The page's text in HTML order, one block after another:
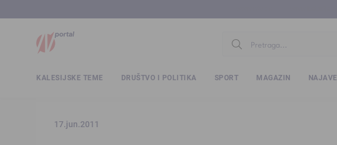
KALESIJSKE TEME DRUŠTVO I POLITIKA SPORT MAGAZIN NAJAVE
17.jun.2011